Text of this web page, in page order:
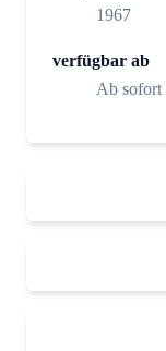
1967
verfügbar ab
Ab sofort